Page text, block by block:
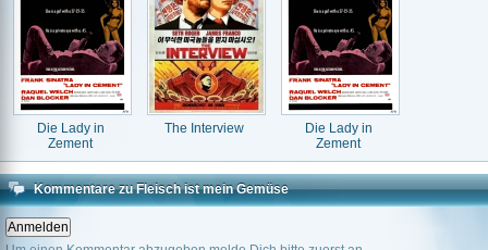
Die Lady in
Zement
The Interview
Die Lady in
Zement
Kommentare zu Fleisch ist mein Gemüse